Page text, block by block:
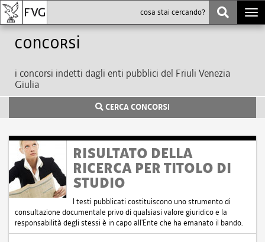
Concorsi
i concorsi indetti dagli enti pubblici del Friuli Venezia
Giulia
CERCA CONCORSI
RISULTATO DELLA
RICERCA PER TITOLO DI
STUDIO
I testi pubblicati costituiscono uno strumento di
consultazione documentale privo di qualsiasi valore giuridico e la
responsabilità degli stessi è in capo all'Ente che ha emanato il bando.